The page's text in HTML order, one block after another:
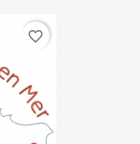
favorite_border